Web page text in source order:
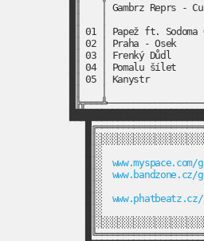
█║    │ Gambrz
█║ 01 │ Papež ft.
█║ 02 │ Praha -
█║ 03 │ Frenký
█║ 04 │ Pomalu
█║ 05 │ Kanystr
█║░
█║░ www.myspace.com/
█║░ www.bandzone.cz/
█║░
█║░
█║░